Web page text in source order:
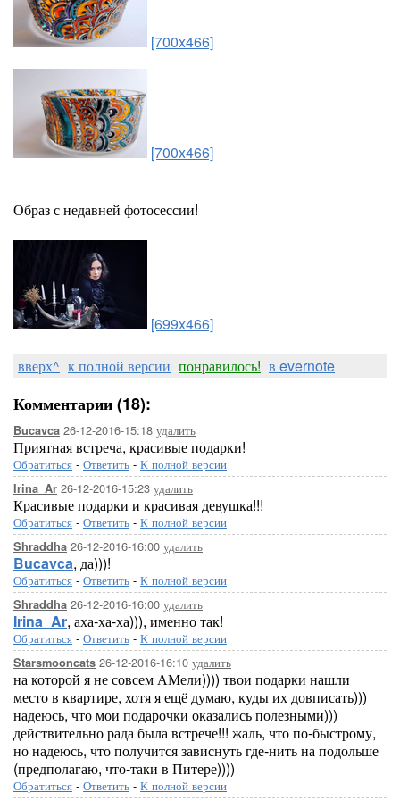
[700x466]
[700x466]
Образ с недавней фотосессии!
[699x466]
вверх^ к полной версии понравилось! в evernote
Комментарии (18):
Bucavca 26-12-2016-15:18 удалить
Приятная встреча, красивые подарки!
Обратиться - Ответить - К полной версии
Irina_Ar 26-12-2016-15:23 удалить
Красивые подарки и красивая девушка!!!
Обратиться - Ответить - К полной версии
Shraddha 26-12-2016-16:00 удалить
Bucavca, да)))!
Обратиться - Ответить - К полной версии
Shraddha 26-12-2016-16:00 удалить
Irina_Ar, аха-ха-ха))), именно так!
Обратиться - Ответить - К полной версии
Starsmooncats 26-12-2016-16:10 удалить
на которой я не совсем АМели)))) твои подарки нашли
место в квартире, хотя я ещё думаю, куды их довписать)))
надеюсь, что мои подарочки оказались полезными)))
действительно рада была встрече!!! жаль, что по-быстрому,
но надеюсь, что получится зависнуть где-нить на подольше
(предполагаю, что-таки в Питере))))
Обратиться - Ответить - К полной версии